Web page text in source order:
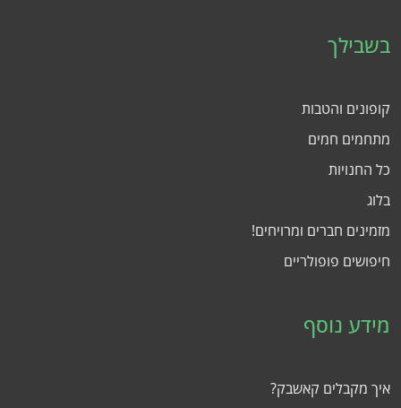
בשבילך
קופונים והטבות
מתחמים חמים
כל החנויות
בלוג
מזמינים חברים ומרויחים!
חיפושים פופולריים
מידע נוסף
איך מקבלים קאשבק?